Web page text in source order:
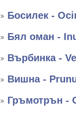
Босилек -
Бял оман -
Върбинка -
Вишна -
Гръмотрън -